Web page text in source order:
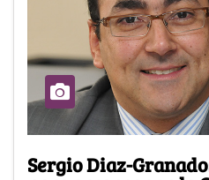
Sergio Diaz-